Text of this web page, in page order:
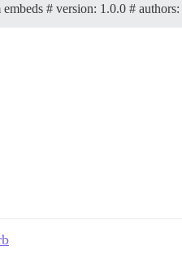
embeds # version: 1.0.0 #